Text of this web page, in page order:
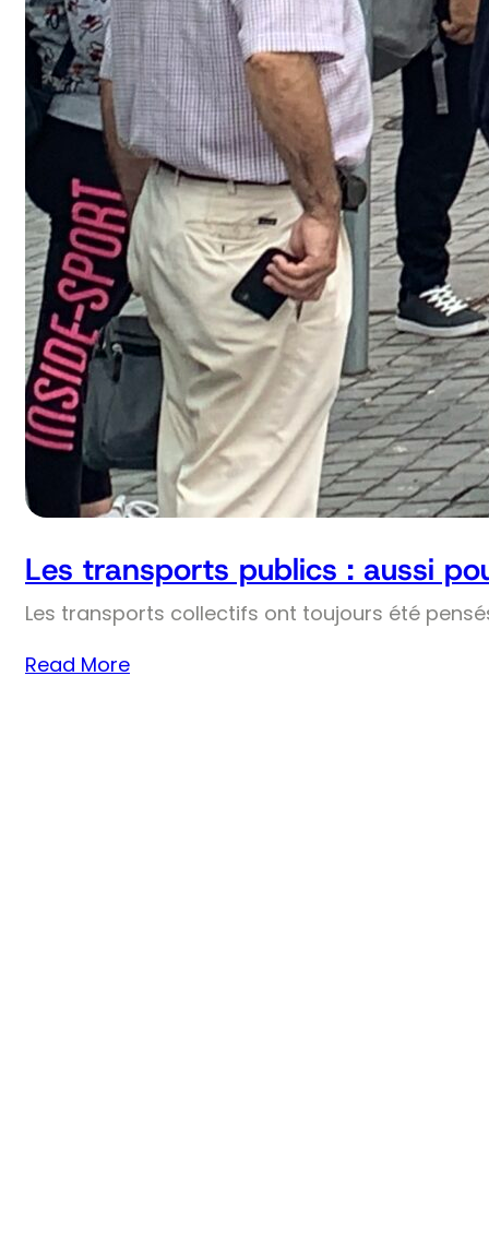
Les transports publics : aussi
Les transports collectifs ont toujours été
Read More